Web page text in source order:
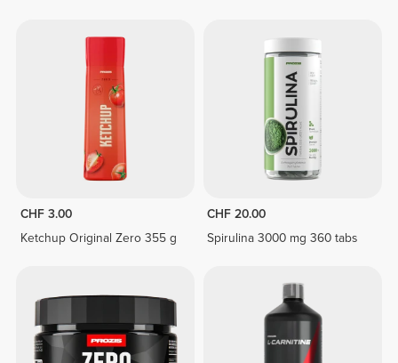
CHF 3.00
Ketchup Original Zero 355 g
CHF 20.00
Spirulina 3000 mg 360 tabs